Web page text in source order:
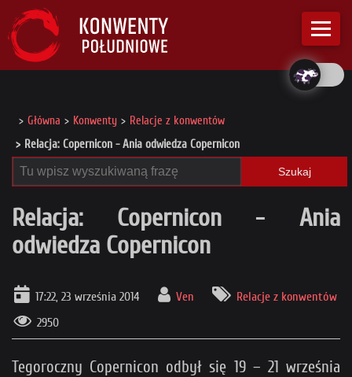
Główna Konwenty
Relacje z konwentów
Relacja: Copernicon - Ania odwiedza Copernicon
Szukaj
Relacja: Copernicon - Ania
odwiedza Copernicon
17:22, 23 września 2014 Ven
Relacje z konwentów
2950
Tegoroczny Copernicon odbył się 19 – 21 września